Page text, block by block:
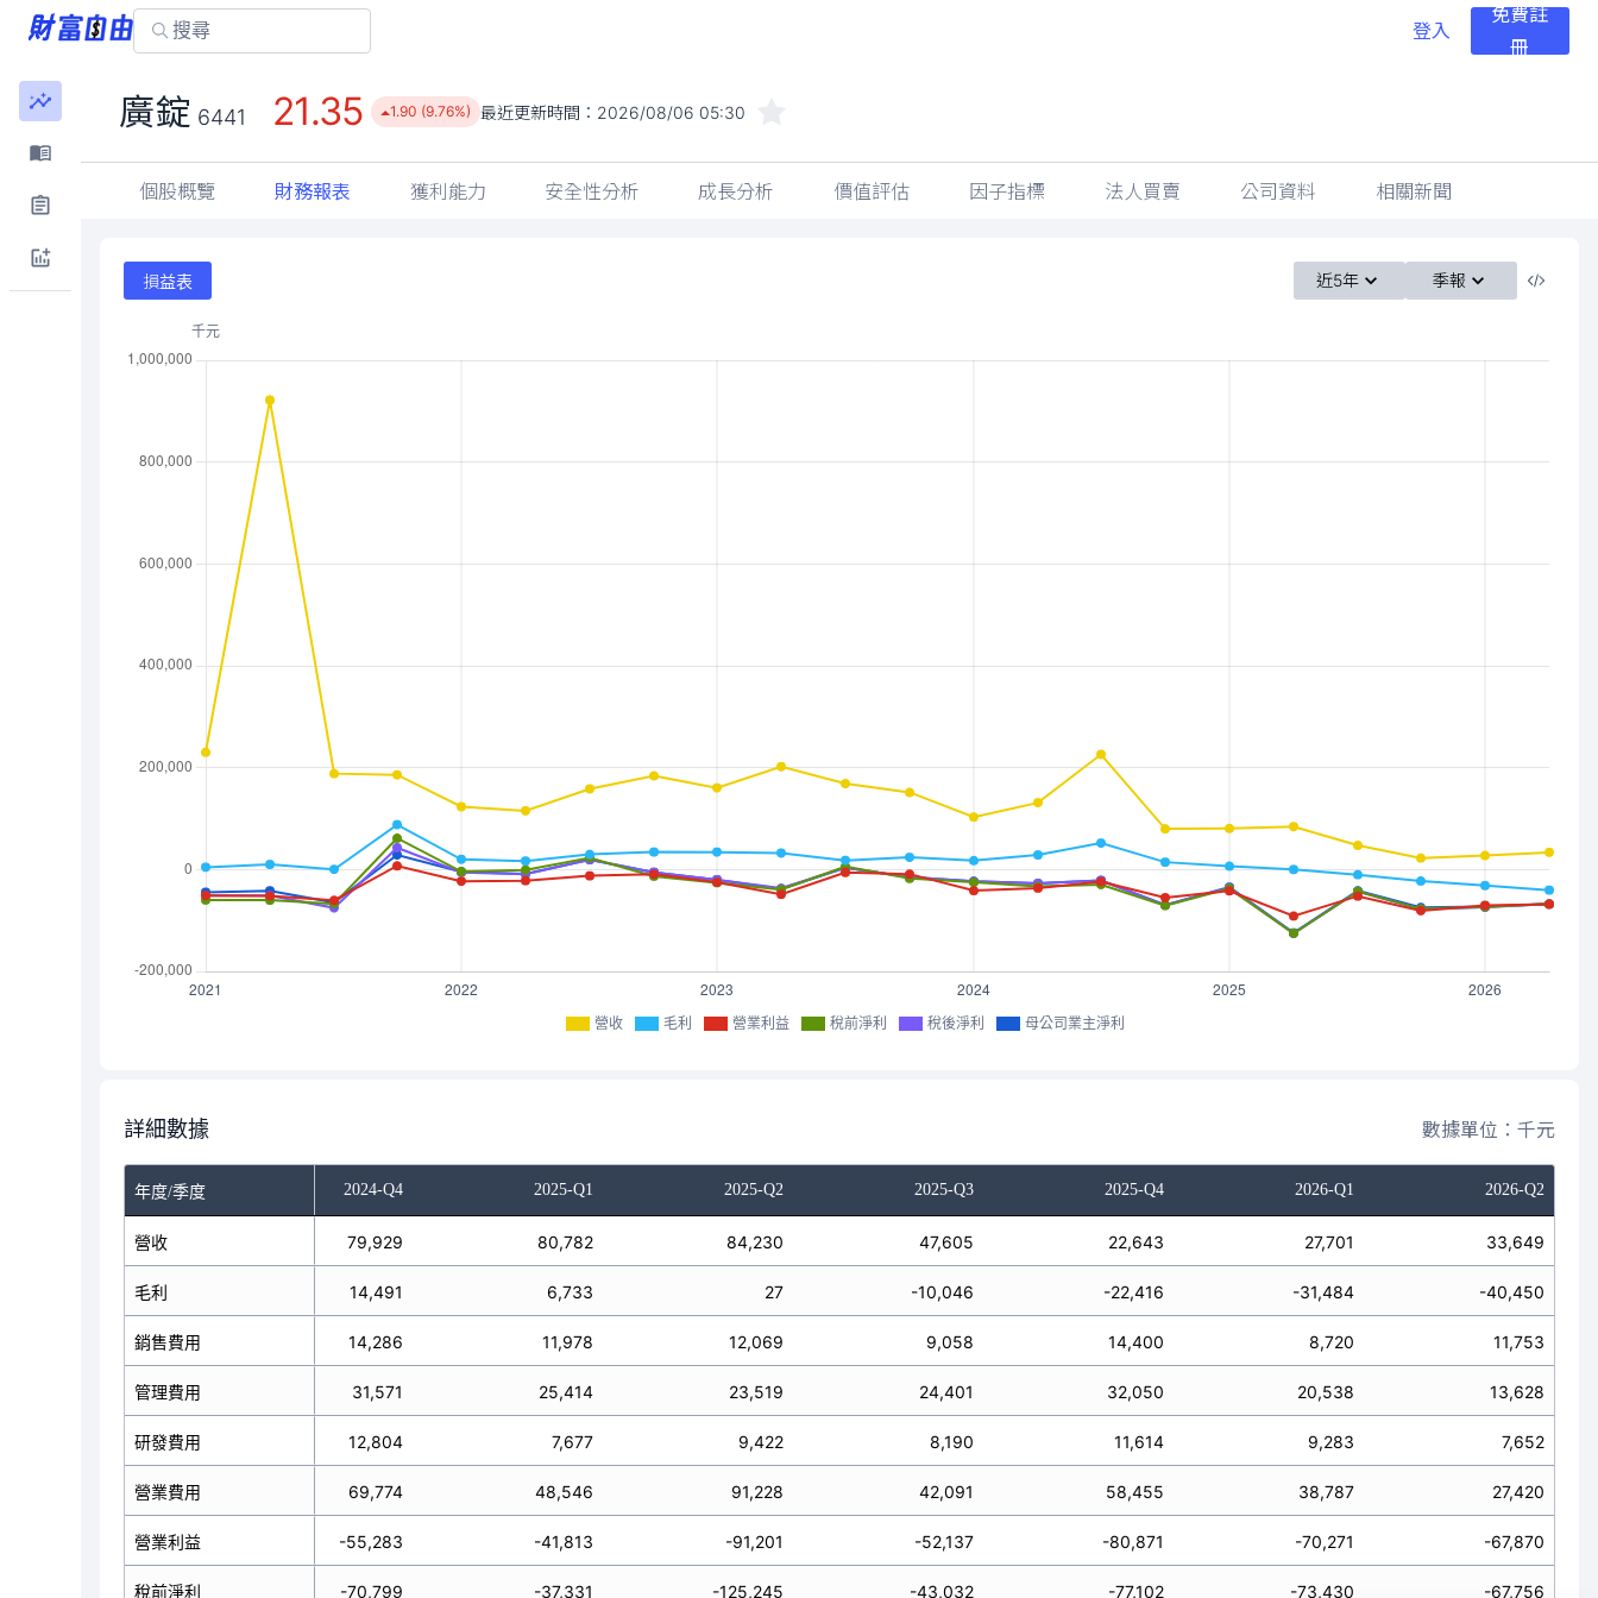
登入
免費註
冊
廣錠 6441 21.35 1.90 (9.76%) 最近更新時間： 2026/08/06 05:30
個股概覽 財務報表 獲利能力 安全性分析 成長分析 價值評估 因子指標 法人買賣 公司資料 相關新聞
損益表 近5年 季報
營收 毛利 營業利益 稅前淨利 稅後淨利 母公司業主淨利
詳細數據 數據單位：千元
年度/季度
2024-Q3 2024-Q4 2025-Q1 2025-Q2 2025-Q3 2025-Q4 2026-Q1 2026-Q2
營收
毛利
銷售費用
管理費用
研發費用
營業費用
營業利益
稅前淨利
226,008 79,929 80,782 84,230 47,605 22,643 27,701 33,649
51,902 14,491 6,733 27 -10,046 -22,416 -31,484 -40,450
10,621 14,286 11,978 12,069 9,058 14,400 8,720 11,753
25,938 31,571 25,414 23,519 24,401 32,050 20,538 13,628
12,855 12,804 7,677 9,422 8,190 11,614 9,283 7,652
75,503 69,774 48,546 91,228 42,091 58,455 38,787 27,420
-23,601 -55,283 -41,813 -91,201 -52,137 -80,871 -70,271 -67,870
-29,544 -70,799 -37,331 -125,245 -43,032 -77,102 -73,430 -67,756